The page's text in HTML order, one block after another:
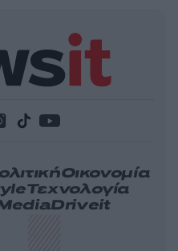
Οικονομία
Τεχνολογία
Driveit